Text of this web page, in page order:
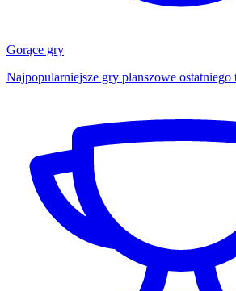
Gorące gry
Najpopularniejsze gry planszowe ostatniego